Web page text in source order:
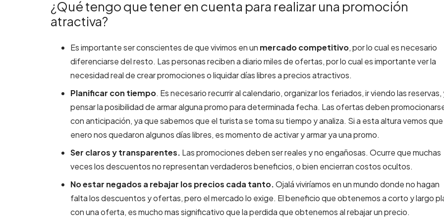
¿Qué tengo que tener en cuenta para realizar una promoción
atractiva?
Es importante ser conscientes de que vivimos en un mercado competitivo, por lo cual es necesario
diferenciarse del resto. Las personas reciben a diario miles de ofertas, por lo cual es importante ver la
necesidad real de crear promociones o liquidar días libres a precios atractivos.
Planificar con tiempo. Es necesario recurrir al calendario, organizar los feriados, ir viendo las reservas,
pensar la posibilidad de armar alguna promo para determinada fecha. Las ofertas deben
con anticipación, ya que sabemos que el turista se toma su tiempo y analiza. Si a esta altura vemos
enero nos quedaron algunos días libres, es momento de activar y armar ya una promo.
Ser claros y transparentes. Las promociones deben ser reales y no engañosas. Ocurre que muchas
veces los descuentos no representan verdaderos beneficios, o bien encierran costos ocultos.
No estar negados a rebajar los precios cada tanto.Ojalá viviríamos en un mundo donde no hagan
falta los descuentos y ofertas, pero el mercado lo exige. El beneficio que obtenemos a corto y largo
con una oferta, es mucho mas significativo que la perdida que obtenemos al rebajar un precio.